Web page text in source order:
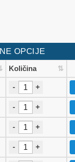
OPCIJE
Količina
- +
- +
- +
- +